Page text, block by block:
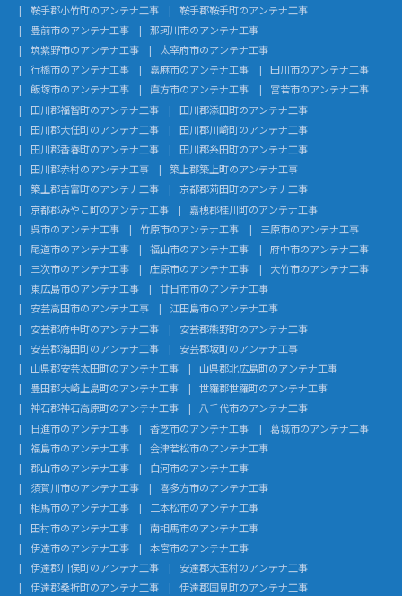
鞍手郡小竹町のアンテナ工事
鞍手郡鞍手町のアンテナ工事
豊前市のアンテナ工事
那珂川市のアンテナ工事
筑紫野市のアンテナ工事
太宰府市のアンテナ工事
行橋市のアンテナ工事
嘉麻市のアンテナ工事
田川市のアンテナ工事
飯塚市のアンテナ工事
直方市のアンテナ工事
宮若市のアンテナ工事
田川郡福智町のアンテナ工事
田川郡添田町のアンテナ工事
田川郡大任町のアンテナ工事
田川郡川崎町のアンテナ工事
田川郡香春町のアンテナ工事
田川郡糸田町のアンテナ工事
田川郡赤村のアンテナ工事
築上郡築上町のアンテナ工事
築上郡吉富町のアンテナ工事
京都郡苅田町のアンテナ工事
京都郡みやこ町のアンテナ工事
嘉穂郡桂川町のアンテナ工事
呉市のアンテナ工事
竹原市のアンテナ工事
三原市のアンテナ工事
尾道市のアンテナ工事
福山市のアンテナ工事
府中市のアンテナ工事
三次市のアンテナ工事
庄原市のアンテナ工事
大竹市のアンテナ工事
東広島市のアンテナ工事
廿日市市のアンテナ工事
安芸高田市のアンテナ工事
江田島市のアンテナ工事
安芸郡府中町のアンテナ工事
安芸郡熊野町のアンテナ工事
安芸郡海田町のアンテナ工事
安芸郡坂町のアンテナ工事
山県郡安芸太田町のアンテナ工事
山県郡北広島町のアンテナ工事
豊田郡大崎上島町のアンテナ工事
世羅郡世羅町のアンテナ工事
神石郡神石高原町のアンテナ工事
八千代市のアンテナ工事
日進市のアンテナ工事
香芝市のアンテナ工事
葛城市のアンテナ工事
福島市のアンテナ工事
会津若松市のアンテナ工事
郡山市のアンテナ工事
白河市のアンテナ工事
須賀川市のアンテナ工事
喜多方市のアンテナ工事
相馬市のアンテナ工事
二本松市のアンテナ工事
田村市のアンテナ工事
南相馬市のアンテナ工事
伊達市のアンテナ工事
本宮市のアンテナ工事
伊達郡川俣町のアンテナ工事
安達郡大玉村のアンテナ工事
伊達郡桑折町のアンテナ工事
伊達郡国見町のアンテナ工事